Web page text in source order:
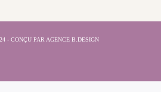
- CONÇU PAR AGENCE B.DESIGN